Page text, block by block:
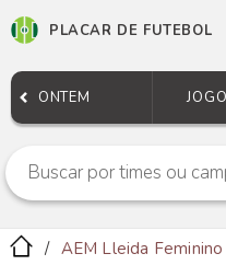
PLACAR DE FUTEBOL
ONTEM
AEM Lleida Feminino